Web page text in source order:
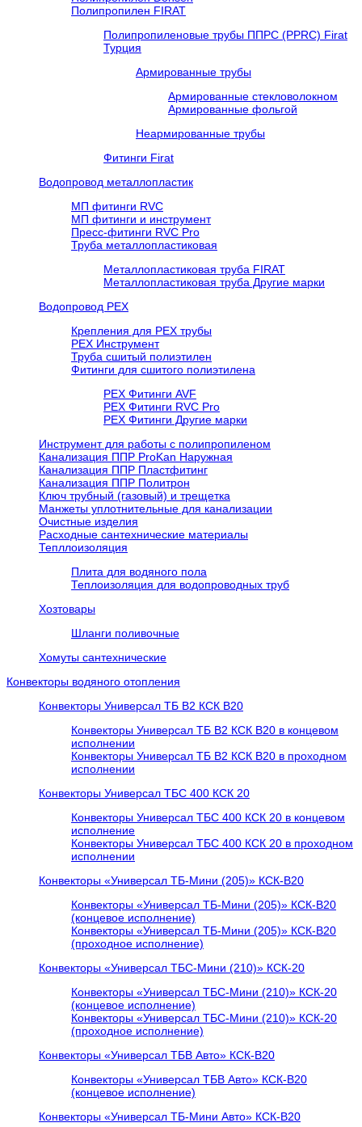
Полипропилен FIRAT
Полипропиленовые трубы ППРС (PPRC) Firat
Турция
Армированные трубы
Армированные стекловолокном
Армированные фольгой
Неармированные трубы
Фитинги Firat
Водопровод металлопластик
МП фитинги RVC
МП фитинги и инструмент
Пресс-фитинги RVC Pro
Труба металлопластиковая
Металлопластиковая труба FIRAT
Металлопластиковая труба Другие марки
Водопровод РЕХ
Крепления для РЕХ трубы
РЕХ Инструмент
Труба сшитый полиэтилен
Фитинги для сшитого полиэтилена
PEX Фитинги AVF
РЕХ Фитинги RVC Pro
РЕХ Фитинги Другие марки
Инструмент для работы с полипропиленом
Канализация ППР ProKan Наружная
Канализация ППР Пластфитинг
Канализация ППР Политрон
Ключ трубный (газовый) и трещетка
Манжеты уплотнительные для канализации
Очистные изделия
Расходные сантехнические материалы
Тепллоизоляция
Плита для водяного пола
Теплоизоляция для водопроводных труб
Хозтовары
Шланги поливочные
Хомуты сантехнические
Конвекторы водяного отопления
Конвекторы Универсал ТБ В2 КСК В20
Конвекторы Универсал ТБ В2 КСК В20 в концевом
исполнении
Конвекторы Универсал ТБ В2 КСК В20 в проходном
исполнении
Конвекторы Универсал ТБС 400 КСК 20
Конвекторы Универсал ТБС 400 КСК 20 в концевом
исполнение
Конвекторы Универсал ТБС 400 КСК 20 в проходном
исполнении
Конвекторы «Универсал ТБ-Мини (205)» КСК-В20
Конвекторы «Универсал ТБ-Мини (205)» КСК-В20
(концевое исполнение)
Конвекторы «Универсал ТБ-Мини (205)» КСК-В20
(проходное исполнение)
Конвекторы «Универсал ТБС-Мини (210)» КСК-20
Конвекторы «Универсал ТБС-Мини (210)» КСК-20
(концевое исполнение)
Конвекторы «Универсал ТБС-Мини (210)» КСК-20
(проходное исполнение)
Конвекторы «Универсал ТБВ Авто» КСК-В20
Конвекторы «Универсал ТБВ Авто» КСК-В20
(концевое исполнение)
Конвекторы «Универсал ТБ-Мини Авто» КСК-В20